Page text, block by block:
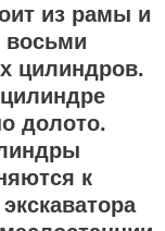
из рамы и
восьми
цилиндров.
долото.
к